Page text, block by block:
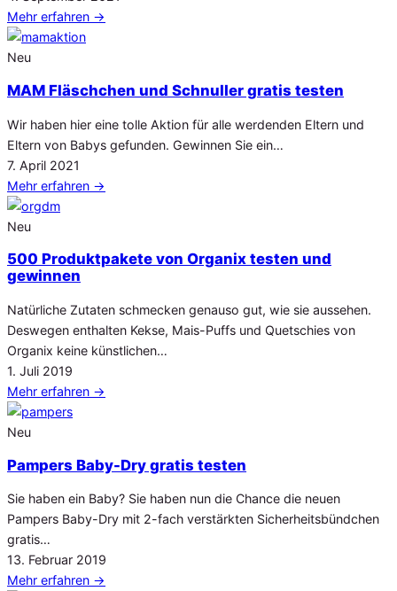
am
Mehr erfahren →
Neu
MAM Fläschchen und Schnuller gratis testen
Wir haben hier eine tolle Aktion für alle werdenden Eltern und
Eltern von Babys gefunden. Gewinnen Sie ein…
Veröffentlicht
am
7. April 2021
Mehr erfahren →
Neu
500 Produktpakete von Organix testen und
gewinnen
Natürliche Zutaten schmecken genauso gut, wie sie aussehen.
Deswegen enthalten Kekse, Mais-Puffs und Quetschies von
Organix keine künstlichen…
Veröffentlicht
am
1. Juli 2019
Mehr erfahren →
Neu
Pampers Baby-Dry gratis testen
Sie haben ein Baby? Sie haben nun die Chance die neuen
Pampers Baby-Dry mit 2-fach verstärkten Sicherheitsbündchen
gratis…
Veröffentlicht
am
13. Februar 2019
Mehr erfahren →